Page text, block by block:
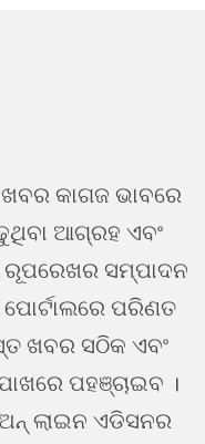
କାଗଜ ଭାବରେ
ଆଗ୍ରହ ଏବଂ
ସମ୍ପାଦନ
ପରିଣତ
ଖବର ସଠିକ ଏବଂ
ପହଞ୍ଚାଇବ ।
ଲାଇନ ଏଡିସନର